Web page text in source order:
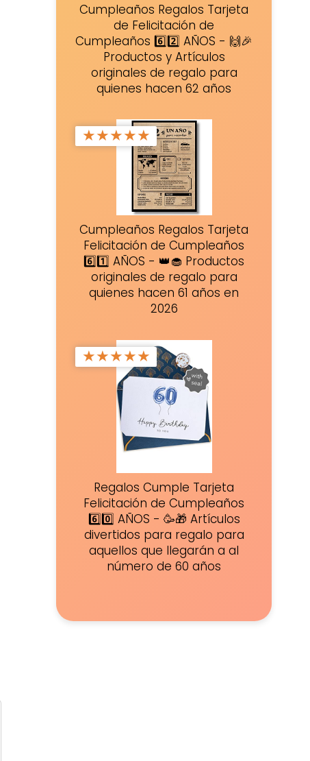
Cumpleaños Regalos Tarjeta
de Felicitación de
Cumpleaños 6️⃣2️⃣ AÑOS - 🙌🎉
Productos y Artículos
originales de regalo para
quienes hacen 62 años
★★★★★
Cumpleaños Regalos Tarjeta
Felicitación de Cumpleaños
6️⃣1️⃣ AÑOS - 👑🧁 Productos
originales de regalo para
quienes hacen 61 años en
2026
★★★★★
Regalos Cumple Tarjeta
Felicitación de Cumpleaños
6️⃣0️⃣ AÑOS - 🥳🎁 Artículos
divertidos para regalo para
aquellos que llegarán a al
número de 60 años